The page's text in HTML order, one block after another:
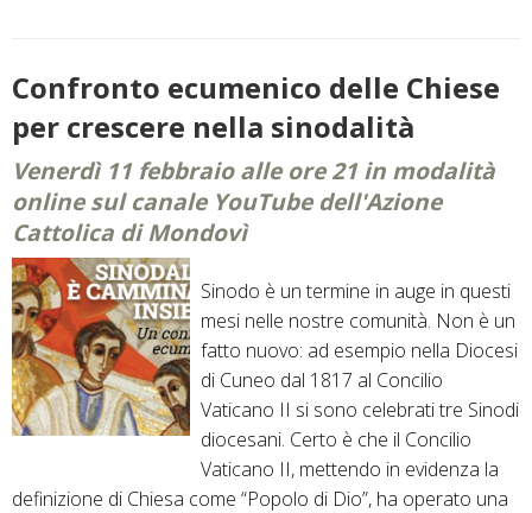
Confronto ecumenico delle Chiese
per crescere nella sinodalità
Venerdì 11 febbraio alle ore 21 in modalità
online sul canale YouTube dell'Azione
Cattolica di Mondovì
Sinodo è un termine in auge in questi
mesi nelle nostre comunità. Non è un
fatto nuovo: ad esempio nella Diocesi
di Cuneo dal 1817 al Concilio
Vaticano II si sono celebrati tre Sinodi
diocesani. Certo è che il Concilio
Vaticano II, mettendo in evidenza la
definizione di Chiesa come “Popolo di Dio”, ha operato una